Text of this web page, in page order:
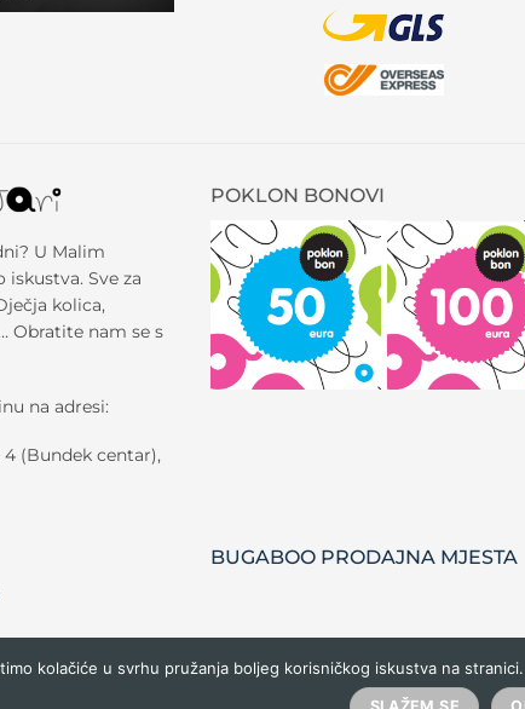
U Malim
Sve za
kolica,
Obratite nam se s
na adresi:
(Bundek centar),
POKLON BONOVI
BUGABOO PRODAJNA MJESTA
stvari
kolačiće u svrhu pružanja boljeg korisničkog iskustva na